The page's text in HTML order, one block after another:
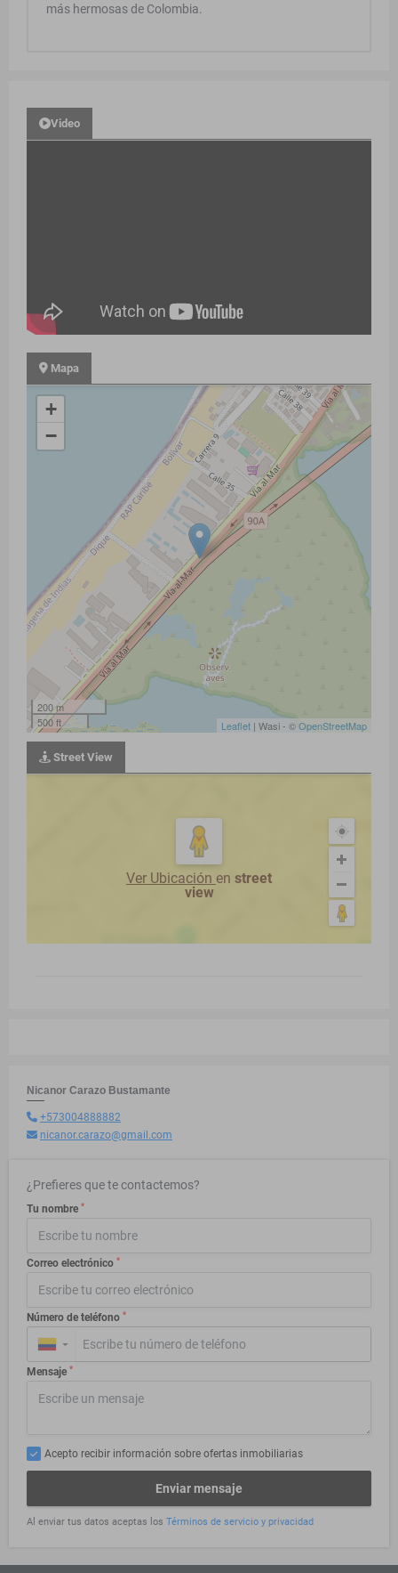
más hermosas de Colombia.
Video
Mapa
+
−
200 m
500 ft
Leaflet | Wasi - ©OpenStreetMap
Street View
Ver Ubicación en street
view
Nicanor Carazo Bustamante
+573004888882
nicanor.carazo@gmail.com
¿Prefieres que te contactemos?
Tu nombre *
Correo electrónico *
Número de teléfono *
▼
Mensaje *
Acepto recibir información sobre ofertas inmobiliarias
Enviar mensaje
Al enviar tus datos aceptas los Términos de servicio y privacidad